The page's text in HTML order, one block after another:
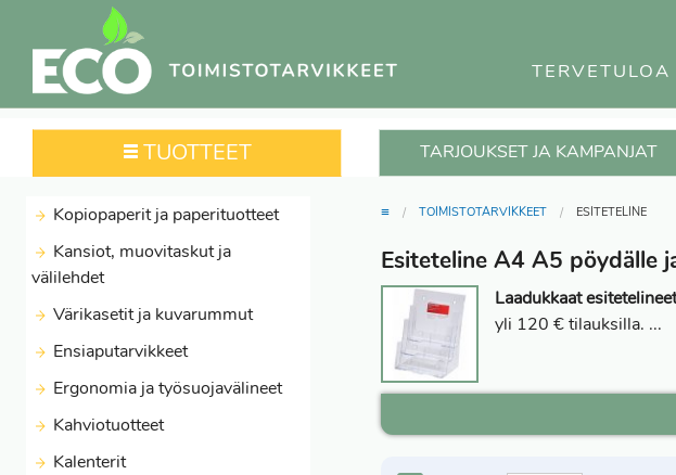
TUOTTEET TARJOUKSET JA KAMPANJAT
Kopiopaperit ja paperituotteet
Kansiot, muovitaskut ja
välilehdet
Värikasetit ja kuvarummut
Ensiaputarvikkeet
Ergonomia ja työsuojavälineet
Kahviotuotteet
Kalenterit
≡ TOIMISTOTARVIKKEET ESITETELINE
Esiteteline A4 A5 pöydälle
Laadukkaat esitetelineet
yli 120 € tilauksilla. ...